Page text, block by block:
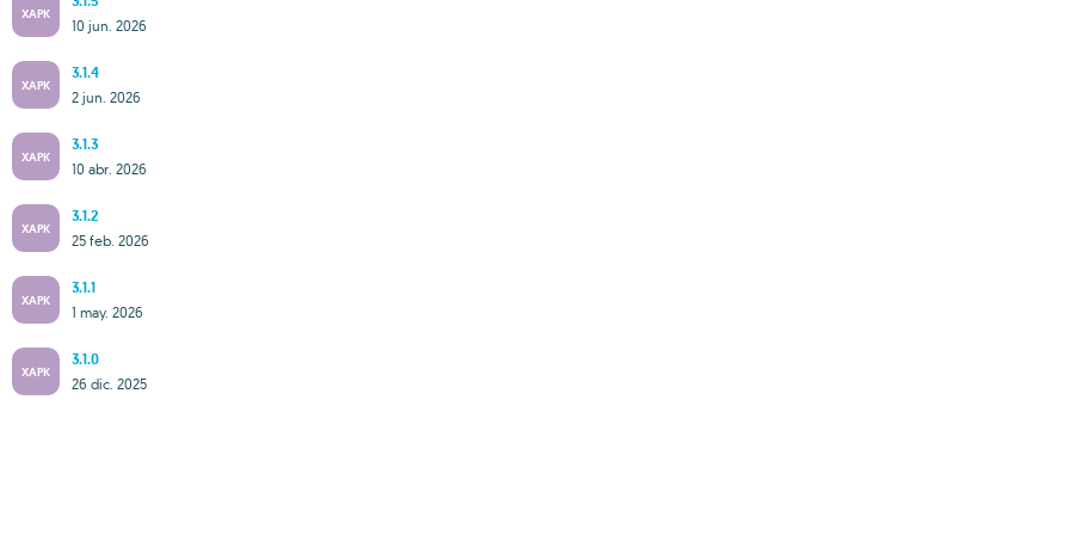
XAPK
10 jun. 2026
XAPK
3.1.4
2 jun. 2026
XAPK
3.1.3
10 abr. 2026
XAPK
3.1.2
25 feb. 2026
XAPK
3.1.1
1 may. 2026
XAPK
3.1.0
26 dic. 2025